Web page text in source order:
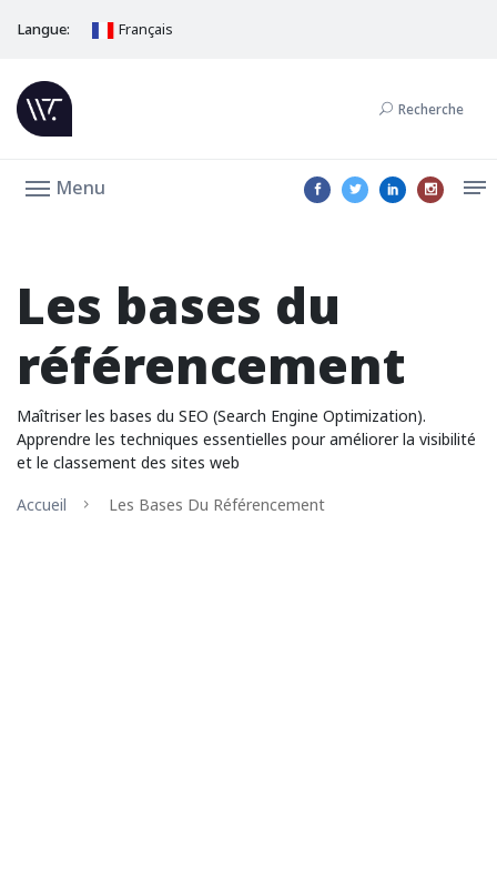
Langue: Français
Recherche
Menu
Les bases du
référencement
Maîtriser les bases du SEO (Search Engine Optimization).
Apprendre les techniques essentielles pour améliorer la visibilité
et le classement des sites web
Accueil
Les Bases Du Référencement